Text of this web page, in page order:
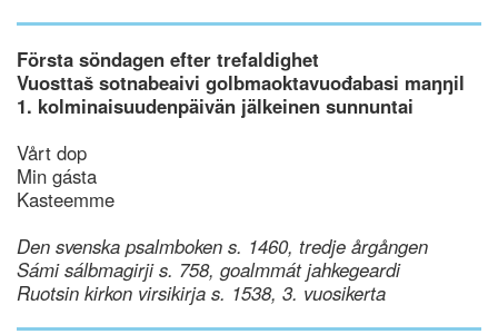
Första söndagen efter trefaldighet
Vuosttaš sotnabeaivi golbmaoktavuođabasi maŋŋil
1. kolminaisuudenpäivän jälkeinen sunnuntai
Vårt dop
Min gásta
Kasteemme
Den svenska psalmboken s. 1460, tredje årgången
Sámi sálbmagirji s. 758, goalmmát jahkegeardi
Ruotsin kirkon virsikirja s. 1538, 3. vuosikerta